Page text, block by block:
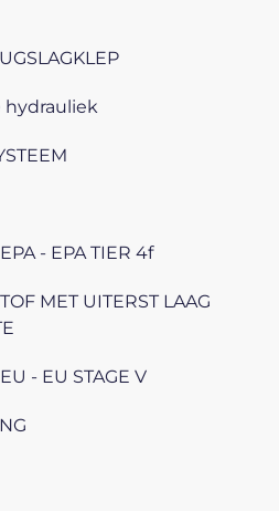
hydrauliek
- EPA TIER 4f
MET UITERST LAAG
- EU STAGE V